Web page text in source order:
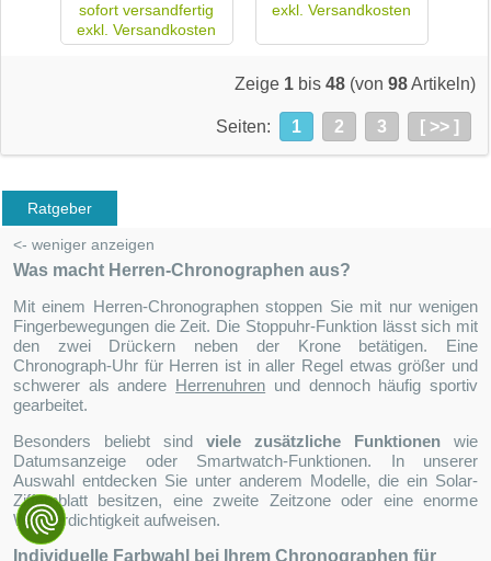
sofort versandfertig
exkl.Versandkosten
exkl.Versandkosten
Zeige 1 bis 48 (von 98Artikeln)
Seiten: 1 2 3 [ >> ]
Ratgeber
<- weniger anzeigen
Was macht Herren-Chronographen aus?
Mit einem Herren-Chronographen stoppen Sie mit nur wenigen
Fingerbewegungen die Zeit. Die Stoppuhr-Funktion lässt sich mit
den zwei Drückern neben der Krone betätigen. Eine
Chronograph-Uhr für Herren ist in aller Regel etwas größer und
schwerer als andere Herrenuhren und dennoch häufig sportiv
gearbeitet.
Besonders beliebt sind viele zusätzliche Funktionen wie
Datumsanzeige oder Smartwatch-Funktionen. In unserer
Auswahl entdecken Sie unter anderem Modelle, die ein Solar-
Ziffernblatt besitzen, eine zweite Zeitzone oder eine enorme
Wasserdichtigkeit aufweisen.
Individuelle Farbwahl bei Ihrem Chronographen für